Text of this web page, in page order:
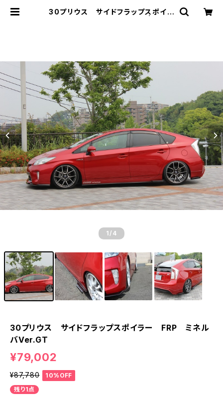
30プリウス サイドフラップスポイラ
1 /4
30プリウス サイドフラップスポイラー FRP ミネル
バVer.GT
¥79,002
¥87,780
10%OFF
残り1点